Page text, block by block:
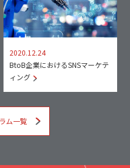
2020.12.24
BtoB企業におけるSNSマーケテ
ィング
ム一覧